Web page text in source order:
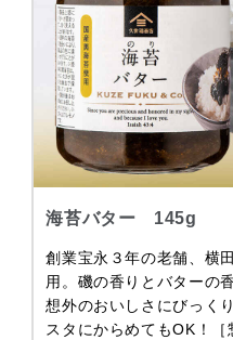
海苔バター 145g
創業宝永３年の老舗、横
用。磯の香りとバターの
想外のおいしさにびっく
スタにからめてもOK！［